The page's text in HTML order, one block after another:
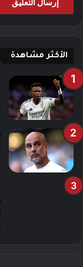
الأكثر مشاهدة